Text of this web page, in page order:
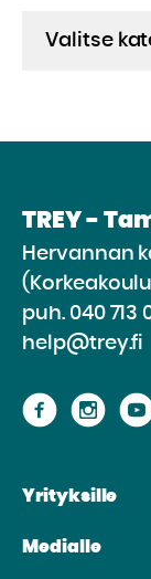
TREY -
Hervannan
puh. 040 713
help@trey.fi
Siirry
Yrityksille
Medialle